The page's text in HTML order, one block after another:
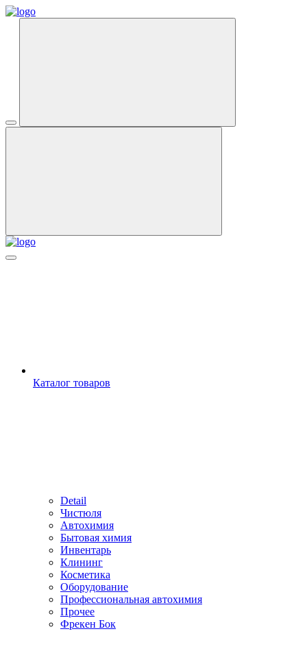
Каталог товаров
Detail
Чистюля
Автохимия
Бытовая химия
Инвентарь
Клининг
Косметика
Оборудование
Профессиональная автохимия
Прочее
Фрекен Бок